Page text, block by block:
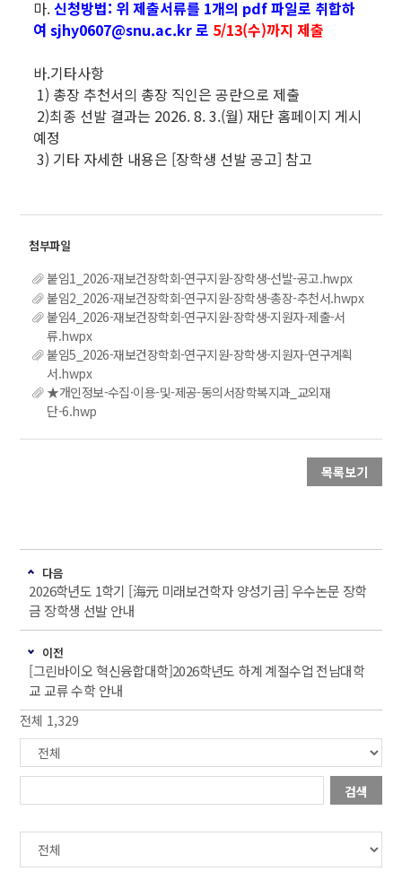
마.신청방법: 위 제출서류를 1개의 pdf 파일로 취합하
여 sjhy0607@snu.ac.kr 로 5/13(수)까지 제출
바.기타사항
1) 총장 추천서의 총장 직인은 공란으로 제출
2)최종 선발 결과는 2026. 8. 3.(월) 재단 홈페이지 게시
예정
3) 기타 자세한 내용은 [장학생 선발 공고] 참고
붙임1_2026-재보건장학회-연구지원-장학생-선발-공고.hwpx
붙임2_2026-재보건장학회-연구지원-장학생-총장-추천서.hwpx
붙임4_2026-재보건장학회-연구지원-장학생-지원자-제출-서
류.hwpx
붙임5_2026-재보건장학회-연구지원-장학생-지원자-연구계획
서.hwpx
★개인정보-수집·이용-및-제공-동의서장학복지과_교외재
단-6.hwp
목록보기
다음
2026학년도 1학기 [海元 미래보건학자 양성기금] 우수논문 장학
금 장학생 선발 안내
이전
[그린바이오 혁신융합대학]2026학년도 하계 계절수업 전남대학
교 교류 수학 안내
전체 1,329
검색